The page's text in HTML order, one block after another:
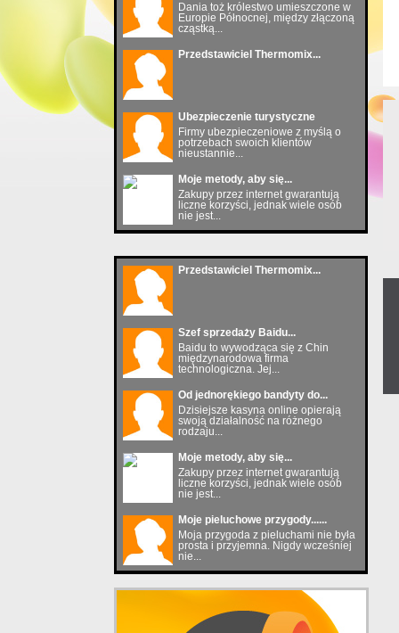
Dania toż królestwo umieszczone w
Europie Północnej, między złączoną
cząstką...
Przedstawiciel Thermomix...
Ubezpieczenie turystyczne
Firmy ubezpieczeniowe z myślą o
potrzebach swoich klientów
nieustannie...
Moje metody, aby się...
Zakupy przez internet gwarantują
liczne korzyści, jednak wiele osób
nie jest...
Przedstawiciel Thermomix...
Szef sprzedaży Baidu...
Baidu to wywodząca się z Chin
międzynarodowa firma
technologiczna. Jej...
Od jednorękiego bandyty do...
Dzisiejsze kasyna online opierają
swoją działalność na różnego
rodzaju...
Moje metody, aby się...
Zakupy przez internet gwarantują
liczne korzyści, jednak wiele osób
nie jest...
Moje pieluchowe przygody......
Moja przygoda z pieluchami nie była
prosta i przyjemna. Nigdy wcześniej
nie...